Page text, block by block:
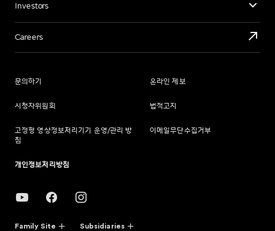
Investors
Careers
문의하기 온라인 제보
시청자위원회 법적고지
고정형 영상정보처리기기 운영/관리 방
침
이메일무단수집거부
개인정보처리방침
Family Site Subsidiaries